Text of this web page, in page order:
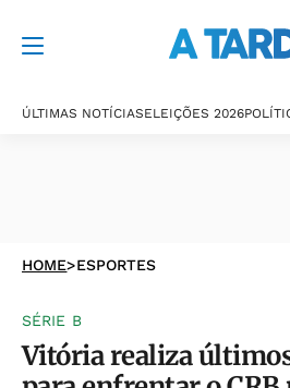
ÚLTIMAS NOTÍCIASELEIÇÕES 2026
HOME>ESPORTES
SÉRIE B
Vitória realiza